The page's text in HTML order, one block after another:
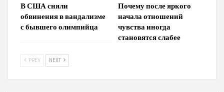
В США сняли
обвинения в вандализме
с бывшего олимпийца
Почему после яркого
начала отношений
чувства иногда
становятся слабее
PREV NEXT